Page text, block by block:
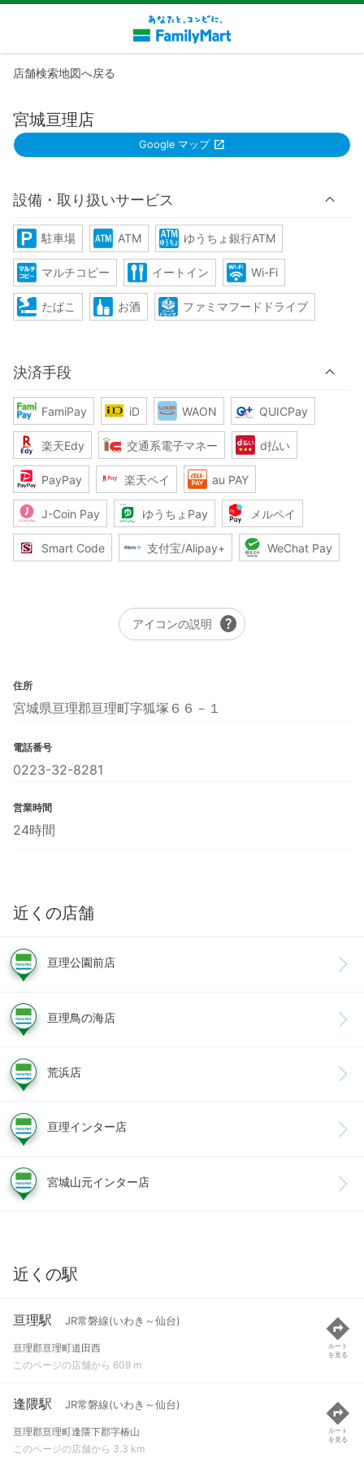
店舗検索地図へ戻る
宮城亘理店
Google マップ
設備・取り扱いサービス
駐車場 ATM ゆうちょ銀行ATM
マルチコピー イートイン Wi-Fi
たばこ お酒 ファミマフードドライブ
決済手段
FamiPay iD WAON QUICPay
楽天Edy 交通系電子マネー d払い
PayPay 楽天ペイ au PAY
J-Coin Pay ゆうちょPay メルペイ
Smart Code 支付宝/Alipay+ WeChat Pay
アイコンの説明 help
住所
宮城県亘理郡亘理町字狐塚６６－１
電話番号
0223-32-8281
営業時間
24時間
近くの店舗
亘理公園前店
亘理鳥の海店
荒浜店
亘理インター店
宮城山元インター店
近くの駅
亘理駅 JR常磐線(いわき～仙台)
亘理郡亘理町道田西
このページの店舗から 609 m
ルート
を見る
逢隈駅 JR常磐線(いわき～仙台)
亘理郡亘理町逢隈下郡字椿山
このページの店舗から 3.3 km
ルート
を見る